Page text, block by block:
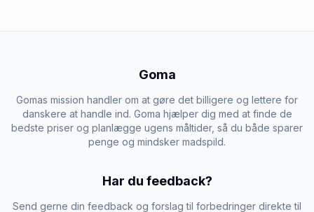
Goma
Gomas mission handler om at gøre det billigere og lettere for
danskere at handle ind. Goma hjælper dig med at finde de
bedste priser og planlægge ugens måltider, så du både sparer
penge og mindsker madspild.
Har du feedback?
Send gerne din feedback og forslag til forbedringer direkte til